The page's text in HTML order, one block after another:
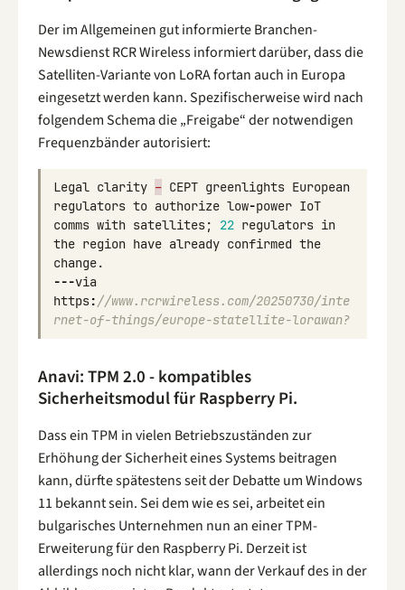
Der im Allgemeinen gut informierte Branchen-
Newsdienst RCR Wireless informiert darüber, dass die
Satelliten-Variante von LoRA fortan auch in Europa
eingesetzt werden kann. Spezifischerweise wird nach
folgendem Schema die „Freigabe“ der notwendigen
Frequenzbänder autorisiert:
Legal clarity – CEPT greenlights European
regulators to authorize low-power IoT
comms with satellites; 22 regulators in
the region have already confirmed the
change.
---via
https://www.rcrwireless.com/20250730/inte
rnet-of-things/europe-statellite-lorawan?
Anavi: TPM 2.0 - kompatibles
Sicherheitsmodul für Raspberry Pi.
Dass ein TPM in vielen Betriebszuständen zur
Erhöhung der Sicherheit eines Systems beitragen
kann, dürfte spätestens seit der Debatte um Windows
11 bekannt sein. Sei dem wie es sei, arbeitet ein
bulgarisches Unternehmen nun an einer TPM-
Erweiterung für den Raspberry Pi. Derzeit ist
allerdings noch nicht klar, wann der Verkauf des in der